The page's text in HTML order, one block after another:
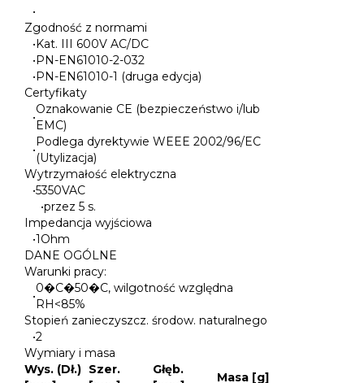
•
Zgodność z normami
•Kat. III 600V AC/DC
•PN-EN61010-2-032
•PN-EN61010-1 (druga edycja)
Certyfikaty
•
Oznakowanie CE (bezpieczeństwo i/lub
EMC)
•
Podlega dyrektywie WEEE 2002/96/EC
(Utylizacja)
Wytrzymałość elektryczna
•5350VAC
•przez 5 s.
Impedancja wyjściowa
•1Ohm
DANE OGÓLNE
Warunki pracy:
•
0�C�50�C, wilgotność względna
RH<85%
Stopień zanieczyszcz. środow. naturalnego
•2
Wymiary i masa
Wys. (Dł.) Szer.
Głęb.
Masa [g]